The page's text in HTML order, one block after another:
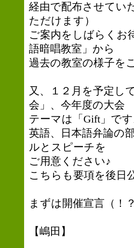
経由で配布させてい
ただけます）
ご案内をしばらくお
語暗唱教室」から
過去の教室の様子を
又、１２月を予定し
会」、今年度の大会
テーマは「Gift」です
英語、日本語弁論の
ルとスピーチを
ご用意ください♪
こちらも要項を後日
まずは開催宣言（！
【嶋田】